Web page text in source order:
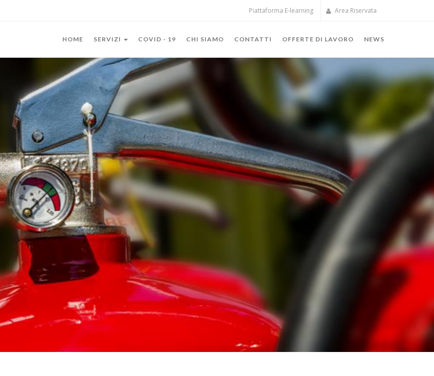
Piattaforma E-learning Area Riservata
HOME SERVIZI COVID - 19 CHI SIAMO CONTATTI OFFERTE DI LAVORO NEWS